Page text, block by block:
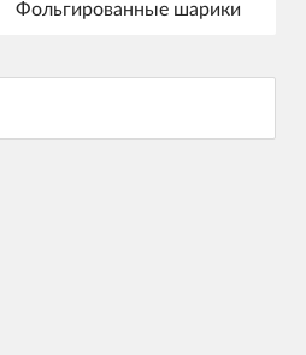
Фольгированные шарики